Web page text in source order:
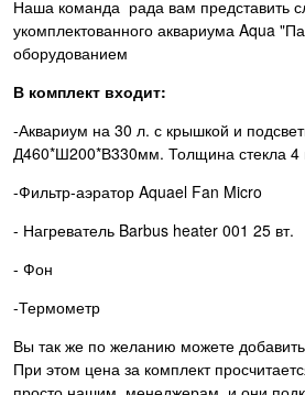
Наша команда рада вам представить
укомплектованного аквариума Aqua
оборудованием
В комплект входит:
-Аквариум на 30 л. с крышкой и
Д460*Ш200*В330мм. Толщина стекла
-Фильтр-аэратор Aquael Fan Micro
- Нагреватель Barbus heater 001 25 вт.
- Фон
-Термометр
Вы так же по желанию можете
При этом цена за комплект